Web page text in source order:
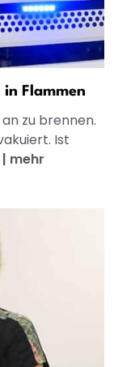
in Flammen
zu brennen.
Ist
| mehr